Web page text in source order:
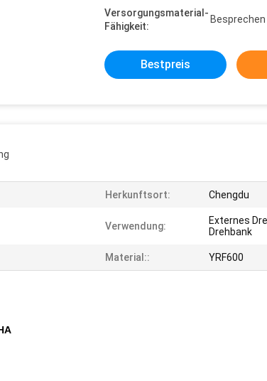
Versorgungsmaterial-
Fähigkeit:
Bestpreis
Herkunftsort: Chengdu
Verwendung:
Externes
Drehbank
Material:: YRF600